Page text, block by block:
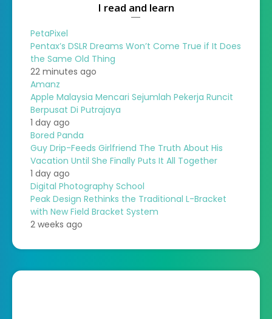
I read and learn
PetaPixel
Pentax’s DSLR Dreams Won’t Come True if It Does
the Same Old Thing
22 minutes ago
Amanz
Apple Malaysia Mencari Sejumlah Pekerja Runcit
Berpusat Di Putrajaya
1 day ago
Bored Panda
Guy Drip-Feeds Girlfriend The Truth About His
Vacation Until She Finally Puts It All Together
1 day ago
Digital Photography School
Peak Design Rethinks the Traditional L-Bracket
with New Field Bracket System
2 weeks ago